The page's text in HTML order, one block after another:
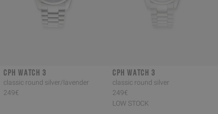
CPH WATCH 3
classic round silver/lavender
249€
CPH WATCH 3
classic round silver
249€
LOW STOCK